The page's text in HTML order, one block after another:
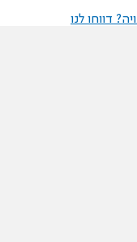
דווחו לנו